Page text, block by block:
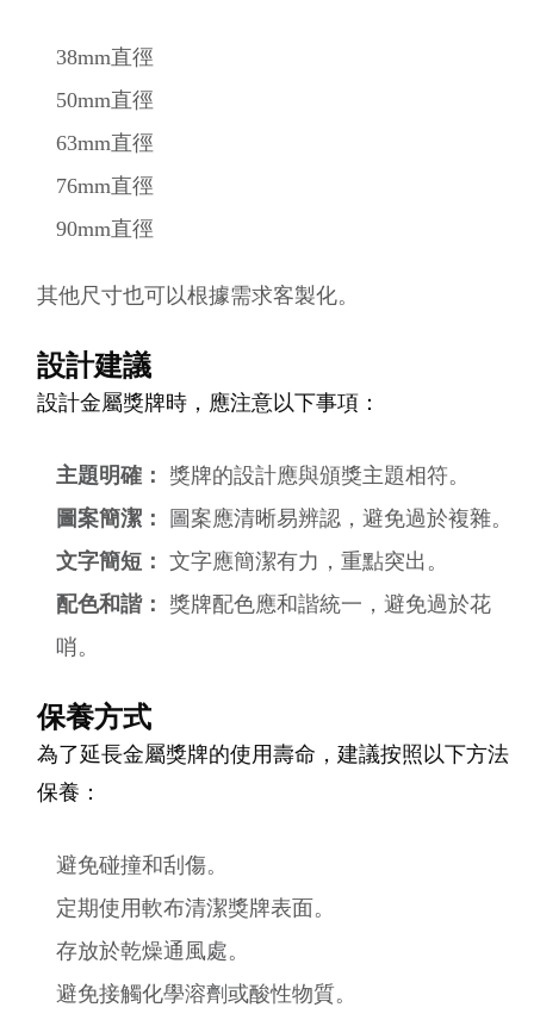
38mm直徑
50mm直徑
63mm直徑
76mm直徑
90mm直徑
其他尺寸也可以根據需求客製化。
設計建議
設計金屬獎牌時，應注意以下事項：
主題明確：
獎牌的設計應與頒獎主題相符。
圖案簡潔：
圖案應清晰易辨認，避免過於複雜。
文字簡短： 文字應簡潔有力，重點突出。
配色和諧：
獎牌配色應和諧統一，避免過於花
哨。
保養方式
為了延長金屬獎牌的使用壽命，建議按照以下方法
保養：
避免碰撞和刮傷。
定期使用軟布清潔獎牌表面。
存放於乾燥通風處。
避免接觸化學溶劑或酸性物質。